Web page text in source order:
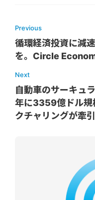
Previous
循環経済投資に減
を。Circle
Next
自動車のサーキュ
年に3359億ドル規
クチャリングが牽引